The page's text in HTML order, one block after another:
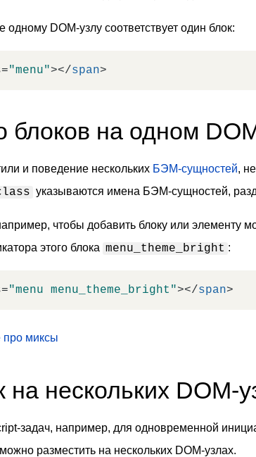
DOM-узлу соответствует один блок:
="menu"></span>
блоков на одном
и поведение нескольких БЭМ-сущностей,
указываются имена БЭМ-сущностей,
чтобы добавить блоку или элементу
этого блока menu_theme_bright :
="menu menu_theme_bright"></span>
про миксы
на нескольких DOM-
задач, например, для одновременной
разместить на нескольких DOM-узлах.